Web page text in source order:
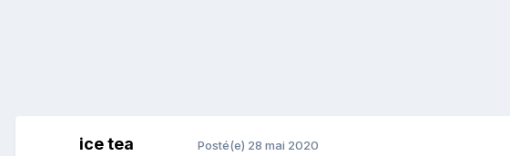
ice tea Posté(e) 28 mai 2020